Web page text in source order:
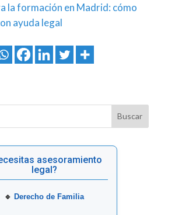
la formación en Madrid: cómo
ayuda legal
asesoramiento
legal?
🔹 Derecho de Familia